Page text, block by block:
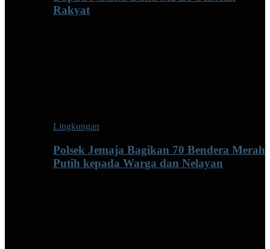
Rakyat
Lingkungan
Polsek Jemaja Bagikan 70 Bendera Merah
Putih kepada Warga dan Nelayan